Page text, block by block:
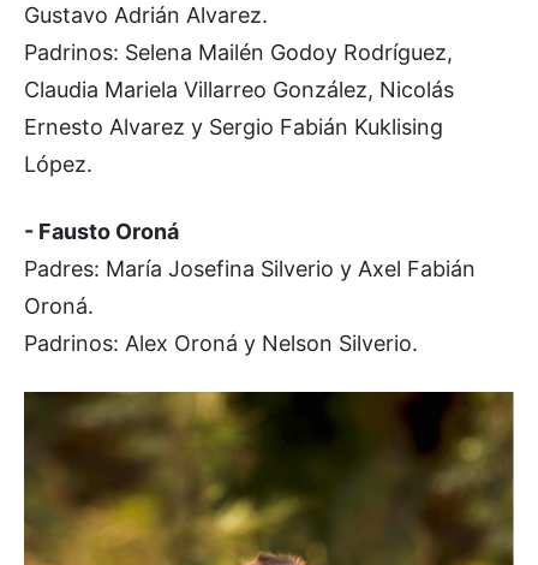
Gustavo Adrián Alvarez.
Padrinos: Selena Mailén Godoy Rodríguez,
Claudia Mariela Villarreo González, Nicolás
Ernesto Alvarez y Sergio Fabián Kuklising
López.
- Fausto Oroná
Padres: María Josefina Silverio y Axel Fabián
Oroná.
Padrinos: Alex Oroná y Nelson Silverio.